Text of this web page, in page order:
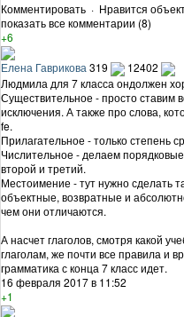
Комментировать · Нравится
показать все комментарии (8)
+6
Елена Гаврикова 319
12402
Людмила для 7 класса ондолжен
Существительное - просто ставим
исключения. А также про слова,
fe.
Прилагательное - только степень
Числительное - делаем
второй и третий.
Местоимение - тут нужно сделать
объектные, возвратные и
чем они отличаются.
А насчет глаголов, смотря какой
глаголам, же почти все правила и
грамматика с конца 7 класс идет.
16 февраля 2017 в 11:52
+1